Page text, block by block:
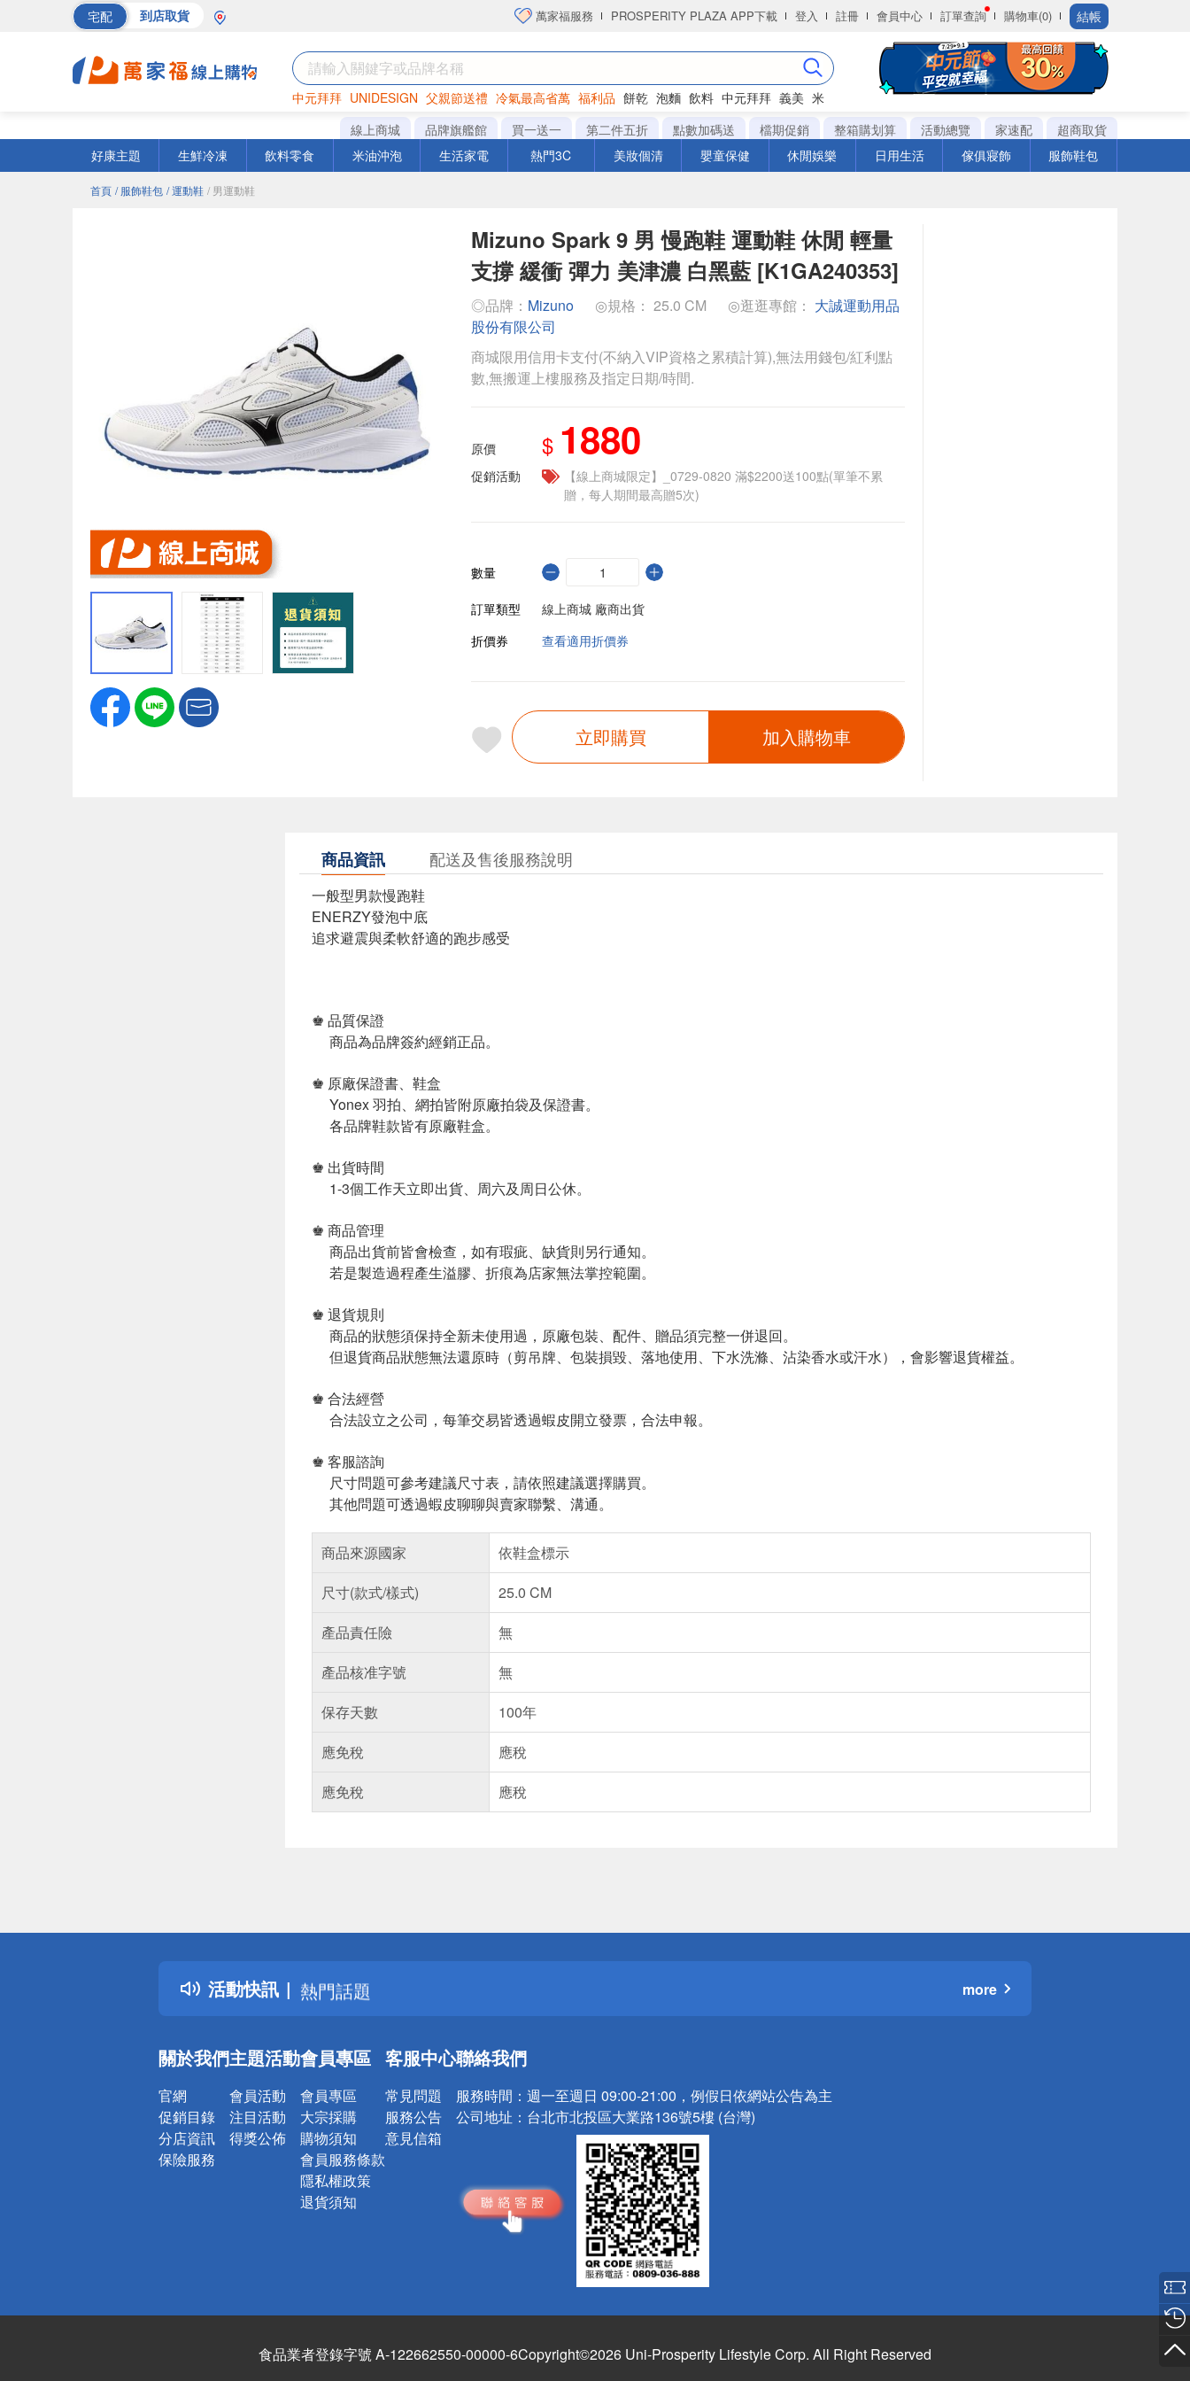
宅配 到店取貨 萬家福服務 PROSPERITY PLAZA APP下載 登入 註冊 會員中心 訂單查詢 購物車(0) 結帳
中元拜拜 UNIDESIGN 父親節送禮 冷氣最高省萬 福利品 餅乾 泡麵 飲料 中元拜拜 義美 米
罐頭 海苔 洋芋片
線上商城 品牌旗艦館 買一送一 第二件五折 點數加碼送 檔期促銷 整箱購划算 活動總覽 家速配
超商取貨
好康主題
生鮮冷凍 飲料零食 米油沖泡 生活家電 熱門3C 美妝個清 嬰童保健 休閒娛樂 日用生活 傢俱寢飾 服飾鞋包
首頁 / 服飾鞋包 / 運動鞋 / 男運動鞋
Mizuno Spark 9 男 慢跑鞋 運動鞋 休閒 輕量
支撐 緩衝 彈力 美津濃 白黑藍 [K1GA240353]
◎品牌： Mizuno ◎規格： 25.0 CM ◎逛逛專館： 大誠運動用品
股份有限公司
商城限用信用卡支付(不納入VIP資格之累積計算),無法用錢包/紅利點
數,無搬運上樓服務及指定日期/時間.
原價 $ 1880
促銷活動
【線上商城限定】_0729-0820 滿$2200送100點(單筆不累
贈，每人期間最高贈5次)
數量
訂單類型
線上商城 廠商出貨
折價券
查看適用折價券
立即購買 加入購物車
商品資訊 配送及售後服務說明
一般型男款慢跑鞋
ENERZY發泡中底
追求避震與柔軟舒適的跑步感受
♚ 品質保證
商品為品牌簽約經銷正品。
♚ 原廠保證書、鞋盒
Yonex 羽拍、網拍皆附原廠拍袋及保證書。
各品牌鞋款皆有原廠鞋盒。
♚ 出貨時間
1-3個工作天立即出貨、周六及周日公休。
♚ 商品管理
商品出貨前皆會檢查，如有瑕疵、缺貨則另行通知。
若是製造過程產生溢膠、折痕為店家無法掌控範圍。
♚ 退貨規則
商品的狀態須保持全新未使用過，原廠包裝、配件、贈品須完整一併退回。
但退貨商品狀態無法還原時（剪吊牌、包裝損毀、落地使用、下水洗滌、沾染香水或汗水），會影響退貨權益。
♚ 合法經營
合法設立之公司，每筆交易皆透過蝦皮開立發票，合法申報。
♚ 客服諮詢
尺寸問題可參考建議尺寸表，請依照建議選擇購買。
其他問題可透過蝦皮聊聊與賣家聯繫、溝通。
商品來源國家
依鞋盒標示
尺寸(款式/樣式)
25.0 CM
產品責任險
無
產品核准字號
無
保存天數
100年
應免稅
應稅
應免稅
應稅
活動快訊
詐騙網頁！請小心！
得獎公告
熱門話題
銀行優惠
詐騙網頁！請小心！
more
關於我們
官網
促銷目錄
分店資訊
保險服務
主題活動
會員活動
注目活動
得獎公佈
會員專區
會員專區
大宗採購
購物須知
會員服務條款
隱私權政策
退貨須知
客服中心
常見問題
服務公告
意見信箱
聯絡我們
服務時間： 週一至週日 09:00-21:00，例假日依網站公告為主
公司地址： 台北市北投區大業路136號5樓 (台灣)
食品業者登錄字號 A-122662550-00000-6Copyright©2026 Uni-Prosperity Lifestyle Corp. All Right Reserved